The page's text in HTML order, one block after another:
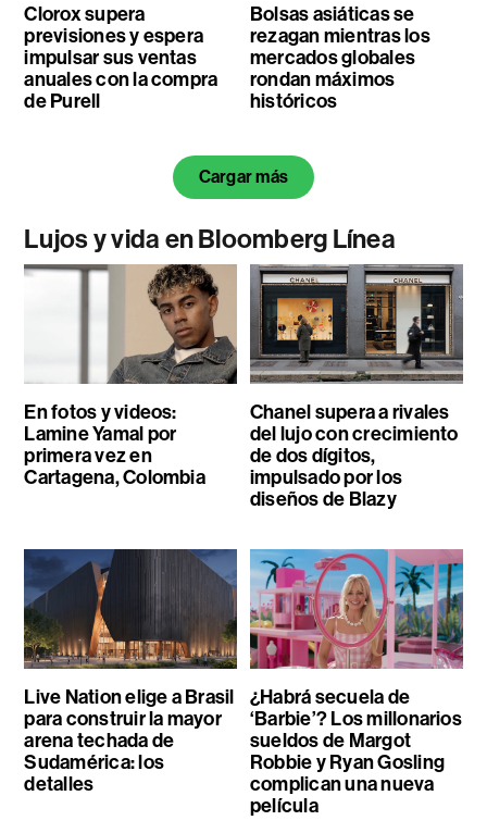
Clorox supera
previsiones y espera
impulsar sus ventas
anuales con la compra
de Purell
Bolsas asiáticas se
rezagan mientras los
mercados globales
rondan máximos
históricos
Cargar más
Lujos y vida en Bloomberg Línea
En fotos y videos:
Lamine Yamal por
primera vez en
Cartagena, Colombia
Chanel supera a rivales
del lujo con crecimiento
de dos dígitos,
impulsado por los
diseños de Blazy
Live Nation elige a Brasil
para construir la mayor
arena techada de
Sudamérica: los
detalles
¿Habrá secuela de
‘Barbie’? Los millonarios
sueldos de Margot
Robbie y Ryan Gosling
complican una nueva
película